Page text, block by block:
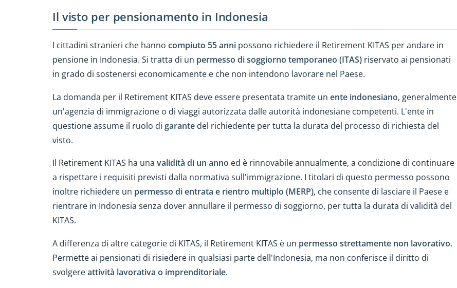
Il visto per pensionamento in Indonesia
I cittadini stranieri che hanno compiuto 55 anni possono richiedere il Retirement KITAS per andare in
pensione in Indonesia. Si tratta di un permesso di soggiorno temporaneo (ITAS) riservato ai pensionati
in grado di sostenersi economicamente e che non intendono lavorare nel Paese.
La domanda per il Retirement KITAS deve essere presentata tramite un ente indonesiano, generalmente
un'agenzia di immigrazione o di viaggi autorizzata dalle autorità indonesiane competenti. L'ente in
questione assume il ruolo di garante del richiedente per tutta la durata del processo di richiesta del
visto.
Il Retirement KITAS ha una validità di un anno ed è rinnovabile annualmente, a condizione di continuare
a rispettare i requisiti previsti dalla normativa sull'immigrazione. I titolari di questo permesso possono
inoltre richiedere un permesso di entrata e rientro multiplo (MERP), che consente di lasciare il Paese e
rientrare in Indonesia senza dover annullare il permesso di soggiorno, per tutta la durata di validità del
KITAS.
A differenza di altre categorie di KITAS, il Retirement KITAS è un permesso strettamente non lavorativo.
Permette ai pensionati di risiedere in qualsiasi parte dell'Indonesia, ma non conferisce il diritto di
svolgereattività lavorativa o imprenditoriale.